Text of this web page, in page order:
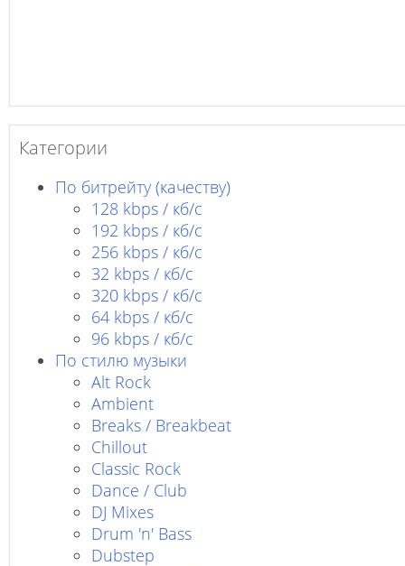
Категории
По битрейту (качеству)
128 kbps / кб/c
192 kbps / кб/c
256 kbps / кб/с
32 kbps / кб/c
320 kbps / кб/с
64 kbps / кб/c
96 kbps / кб/c
По стилю музыки
Alt Rock
Ambient
Breaks / Breakbeat
Chillout
Classic Rock
Dance / Club
DJ Mixes
Drum 'n' Bass
Dubstep